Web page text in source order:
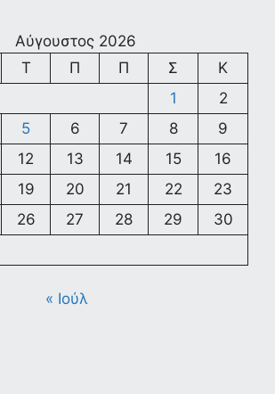
Αύγουστος 2026
Τ Π Π Σ
Κ
1
2
5 6 7 8
9
12 13 14 15
16
19 20 21 22
23
26 27 28 29
30
« Ιούλ